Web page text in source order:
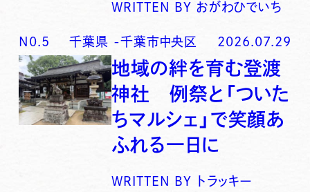
WRITTEN BY おがわひでいち
N0. 5 千葉県 -千葉市中央区 2026.07.29
地域の絆を育む登渡
神社 例祭と「ついた
ちマルシェ」で笑顔あ
ふれる一日に
WRITTEN BY トラッキー